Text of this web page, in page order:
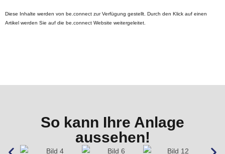
Diese Inhalte werden von be.connect zur Verfügung gestellt. Durch den Klick auf einen
Artikel werden Sie auf die be.connect Website weitergeleitet.
So kann Ihre Anlage
aussehen!